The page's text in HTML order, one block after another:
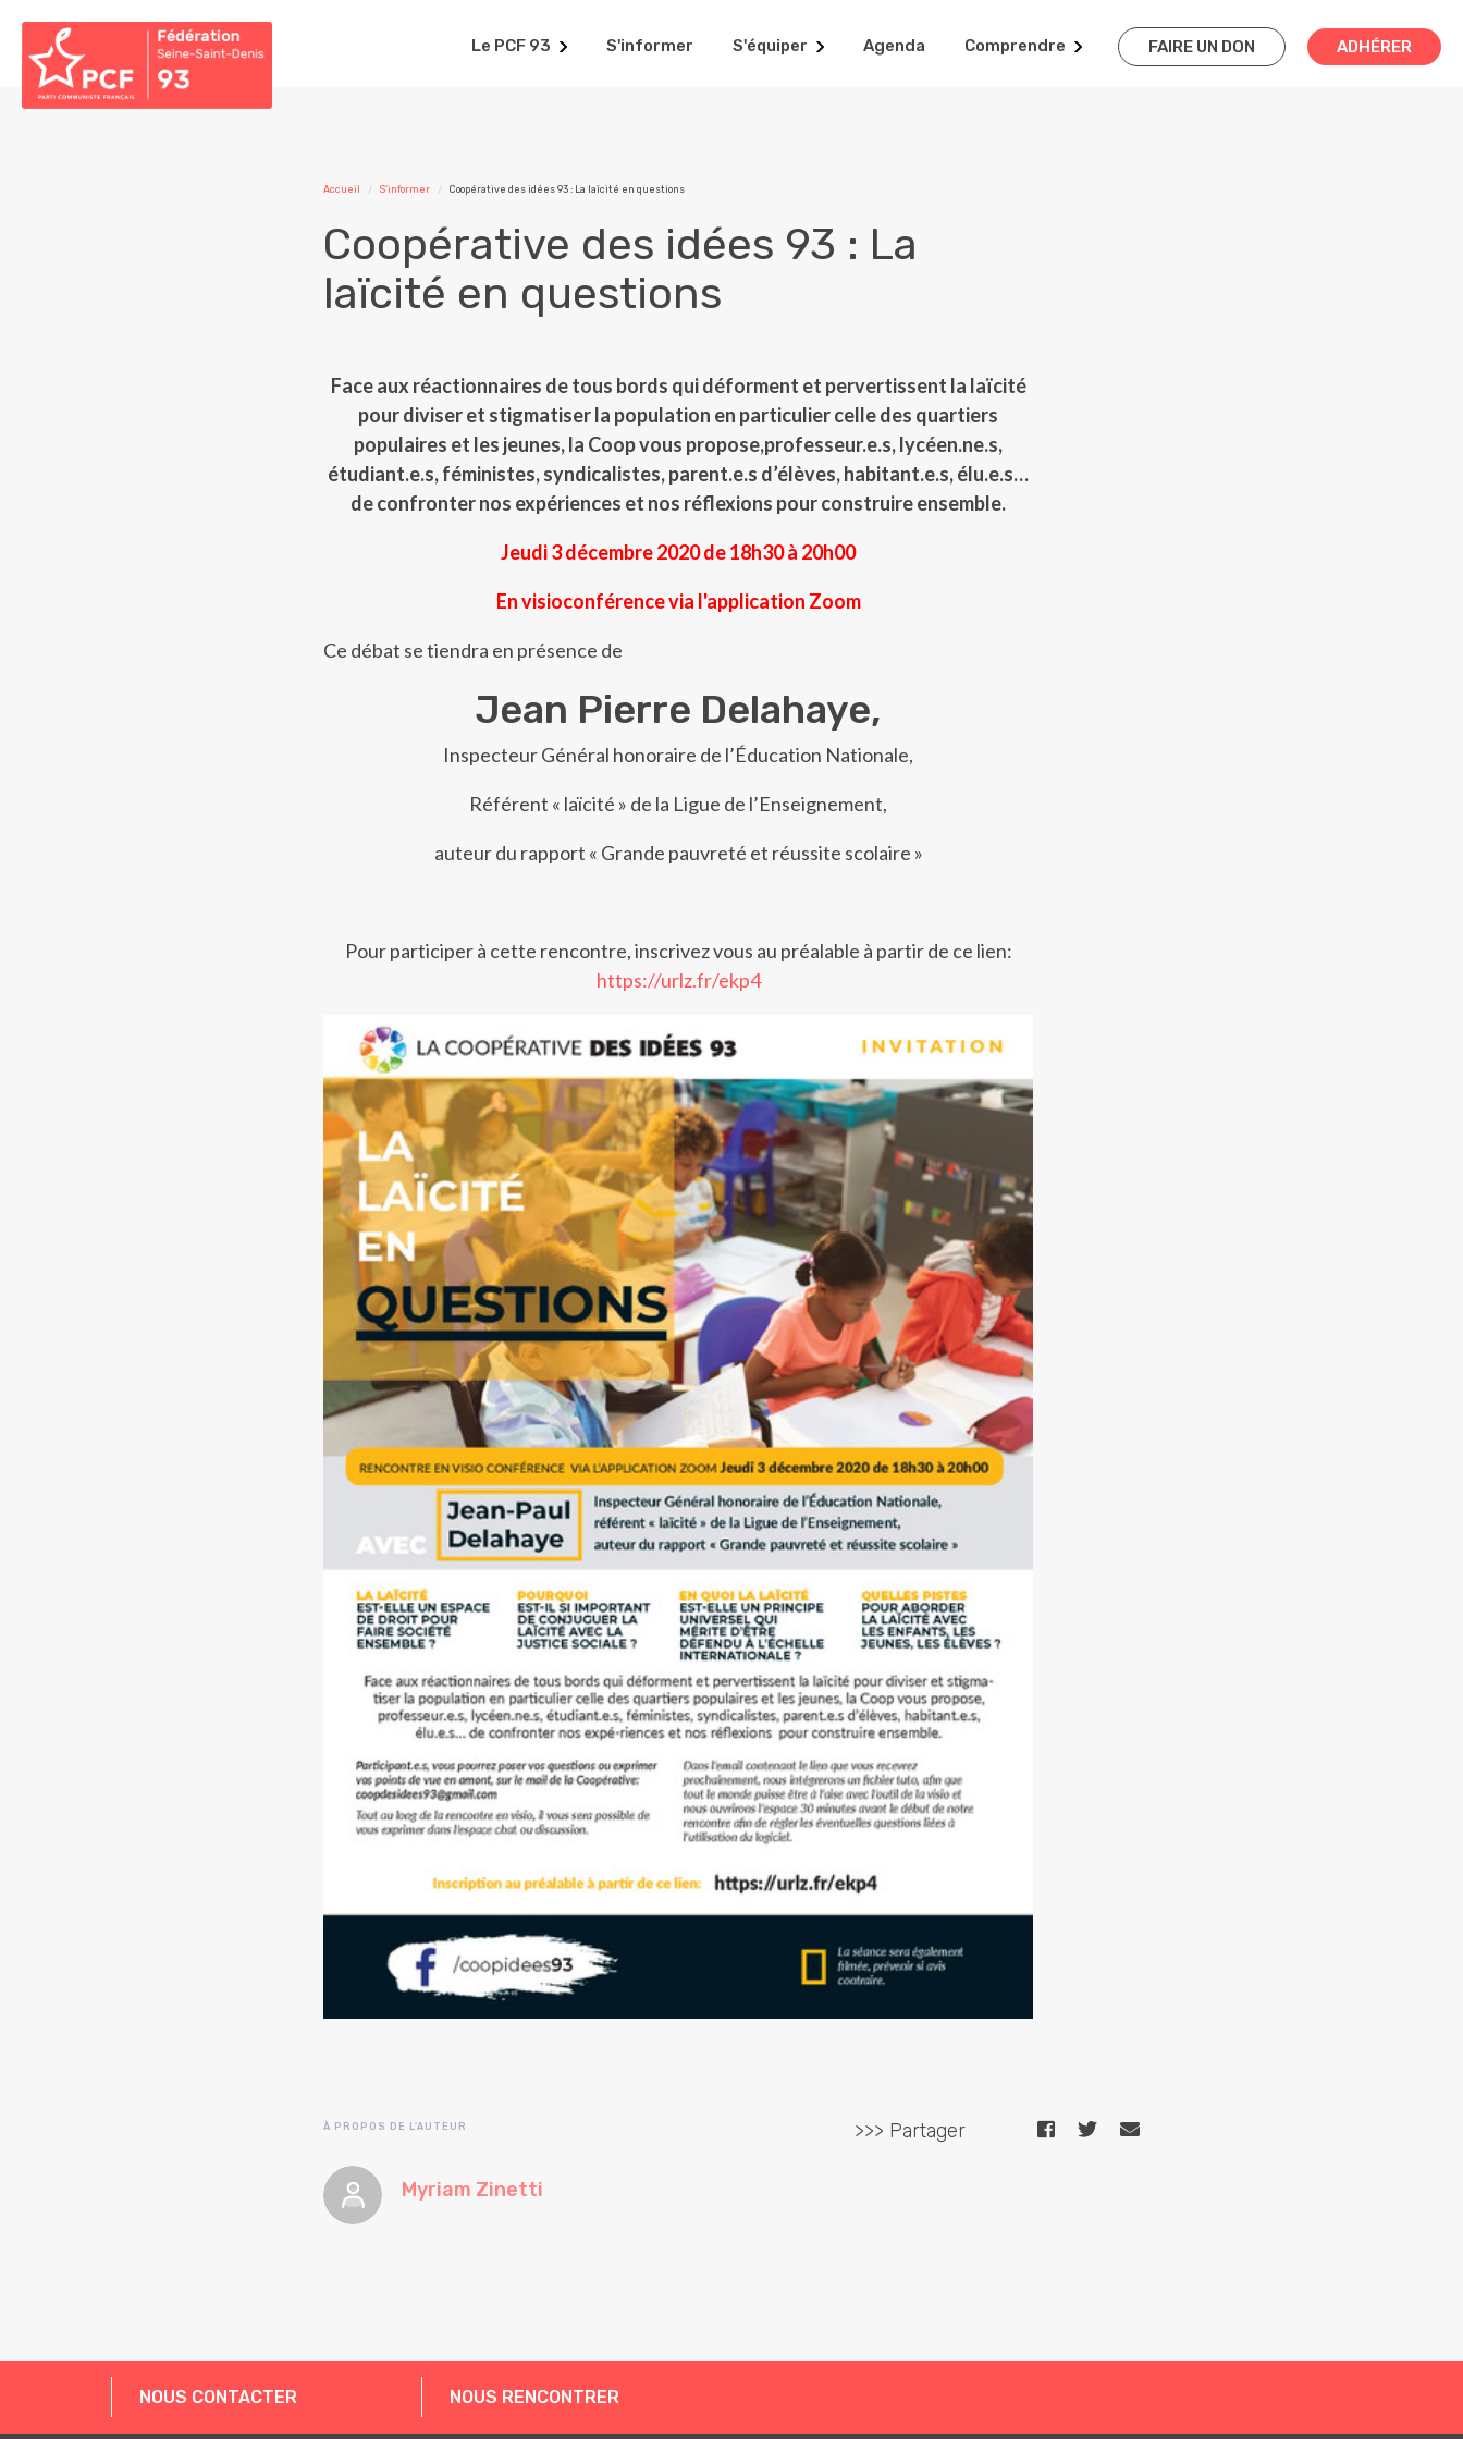
FAIRE UN DON ADHÉRER
Le PCF 93 S'informer S'équiper Agenda Comprendre
Accueil S'informer Coopérative des idées 93 : La laïcité en questions
Coopérative des idées 93 : La
laïcité en questions
Face aux réactionnaires de tous bords qui déforment et pervertissent la laïcité
pour diviser et stigmatiser la population en particulier celle des quartiers
populaires et les jeunes, la Coop vous propose,professeur.e.s, lycéen.ne.s,
étudiant.e.s, féministes, syndicalistes, parent.e.s d’élèves, habitant.e.s, élu.e.s…
de confronter nos expériences et nos réflexions pour construire ensemble.
Jeudi 3 décembre 2020 de 18h30 à 20h00
En visioconférence via l'application Zoom
Ce débat se tiendra en présence de
Jean Pierre Delahaye,
Inspecteur Général honoraire de l’Éducation Nationale,
Référent « laïcité » de la Ligue de l’Enseignement,
auteur du rapport « Grande pauvreté et réussite scolaire »
Pour participer à cette rencontre, inscrivez vous au préalable à partir de ce lien:
https://urlz.fr/ekp4
À PROPOS DE L'AUTEUR
Myriam Zinetti
>>> Partager
NOUS CONTACTER NOUS RENCONTRER